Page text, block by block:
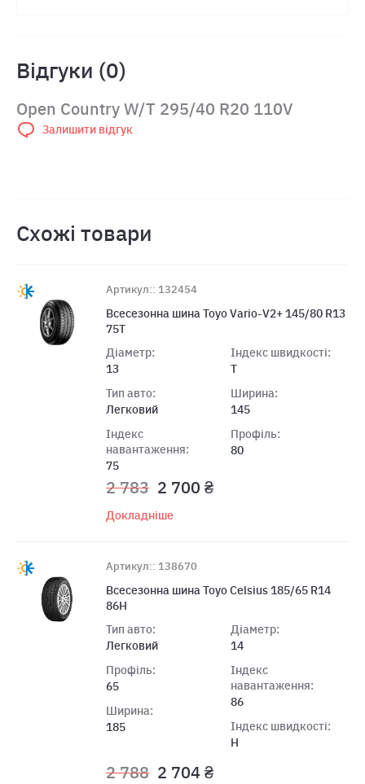
Відгуки (0)
Open Country W/T 295/40 R20 110V
Залишити відгук
Схожі товари
Артикул:: 132454
Всесезонна шина Toyo Vario-V2+ 145/80 R13
75T
Діаметр:
13
Тип авто:
Легковий
Індекс
навантаження:
75
Індекс швидкості:
T
Ширина:
145
Профіль:
80
2 783 2 700 ₴
Докладніше
Артикул:: 138670
Всесезонна шина Toyo Celsius 185/65 R14
86H
Тип авто:
Легковий
Профіль:
65
Ширина:
185
Діаметр:
14
Індекс
навантаження:
86
Індекс швидкості:
H
2 788 2 704 ₴